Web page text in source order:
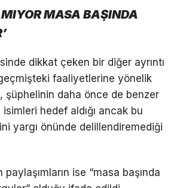
MASA BAŞINDA
dikkat çeken bir diğer ayrıntı
geçmişteki faaliyetlerine yönelik
şüphelinin daha önce de benzer
isimleri hedef aldığı ancak bu
yargı önünde delillendiremediği
ise “masa başında